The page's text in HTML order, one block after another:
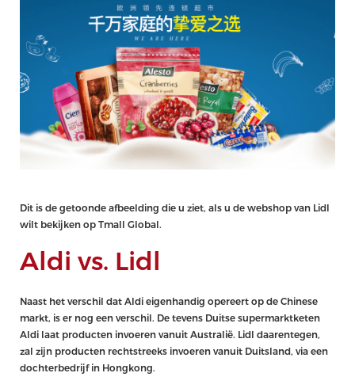
Dit is de getoonde afbeelding die u ziet, als u de webshop van Lidl
wilt bekijken op Tmall Global.
Aldi vs. Lidl
Naast het verschil dat Aldi eigenhandig opereert op de Chinese
markt, is er nog een verschil. De tevens Duitse supermarktketen
Aldi laat producten invoeren vanuit Australië. Lidl daarentegen,
zal zijn producten rechtstreeks invoeren vanuit Duitsland, via een
dochterbedrijf in Hongkong.